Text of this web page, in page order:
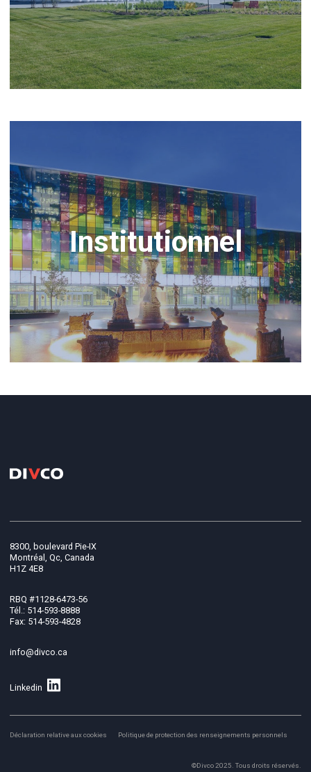
Institutionnel
8300, boulevard Pie-IX
Montréal, Qc, Canada
H1Z 4E8
RBQ #1128-6473-56
Tél.: 514-593-8888
Fax: 514-593-4828
info@divco.ca
Linkedin
Déclaration relative aux cookies Politique de protection des renseignements personnels
©Divco 2025. Tous droits réservés.